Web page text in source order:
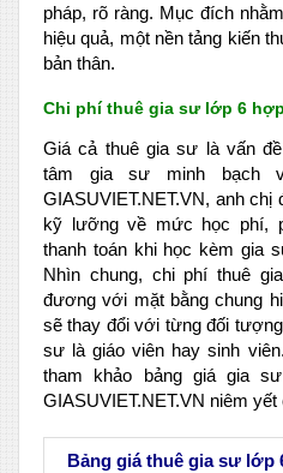
pháp, rõ ràng. Mục đích
hiệu quả, một nền tảng kiến
bản thân.
Chi phí thuê gia sư lớp 6
Giá cả thuê gia sư là vấn
tâm gia sư minh bạch
GIASUVIET.NET.VN, anh
kỹ lưỡng về mức học phí,
thanh toán khi học kèm gia
Nhìn chung, chi phí thuê
đương với mặt bằng chung
sẽ thay đổi với từng đối
sư là giáo viên hay sinh
tham khảo bảng giá gia
GIASUVIET.NET.VN niêm
Bảng giá thuê gia sư lớp